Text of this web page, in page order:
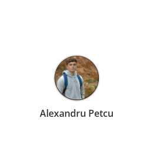
Alexandru Petcu